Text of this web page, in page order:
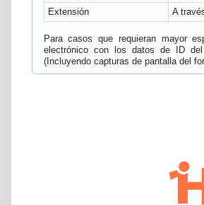
Extensión
A
Para casos que requieran mayor
electrónico con los datos de ID del
(Incluyendo capturas de pantalla del